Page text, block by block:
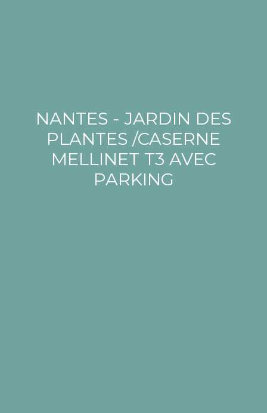
NANTES - JARDIN DES
PLANTES /CASERNE
MELLINET T3 AVEC
PARKING